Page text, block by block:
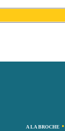
A LA BROCHE •